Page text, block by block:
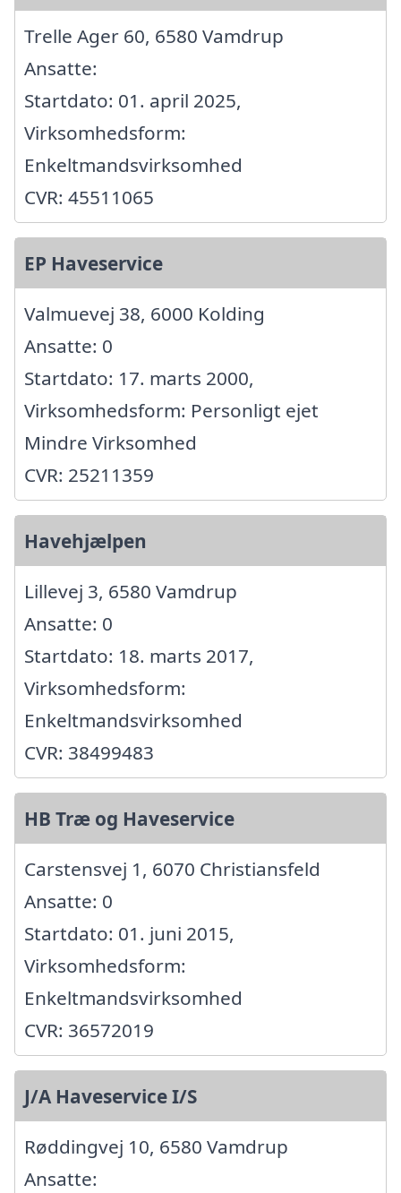
Trelle Ager 60, 6580 Vamdrup
Ansatte:
Startdato: 01. april 2025,
Virksomhedsform:
Enkeltmandsvirksomhed
CVR: 45511065
EP Haveservice
Valmuevej 38, 6000 Kolding
Ansatte: 0
Startdato: 17. marts 2000,
Virksomhedsform: Personligt ejet
Mindre Virksomhed
CVR: 25211359
Havehjælpen
Lillevej 3, 6580 Vamdrup
Ansatte: 0
Startdato: 18. marts 2017,
Virksomhedsform:
Enkeltmandsvirksomhed
CVR: 38499483
HB Træ og Haveservice
Carstensvej 1, 6070 Christiansfeld
Ansatte: 0
Startdato: 01. juni 2015,
Virksomhedsform:
Enkeltmandsvirksomhed
CVR: 36572019
J/A Haveservice I/S
Røddingvej 10, 6580 Vamdrup
Ansatte: